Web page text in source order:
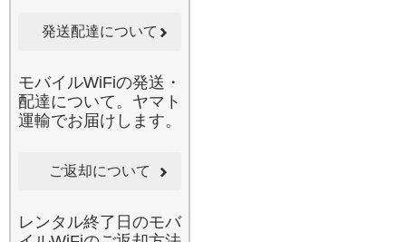
レット、ノートパソコンだ
め、ご家族やグループでの
国内旅行に最適です。例え
ば、お子様が後部座席で動
はナビアプリで目的地を確
認するといった使い方もこ
なのWi-Fiなら、ラクラク設
定ですぐにつながるため、
発送配達について
モバイルWiFiの発送・
配達について。ヤマト
運輸でお届けします。
ご返却について
レンタル終了日のモバ